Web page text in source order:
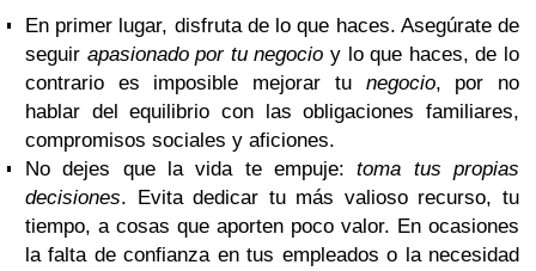
En primer lugar, disfruta de lo que haces. Asegúrate de
seguir apasionado por tu negocio y lo que haces, de lo
contrario es imposible mejorar tu negocio, por no
hablar del equilibrio con las obligaciones familiares,
compromisos sociales y aficiones.
No dejes que la vida te empuje:toma tus propias
decisiones. Evita dedicar tu más valioso recurso, tu
tiempo, a cosas que aporten poco valor. En ocasiones
la falta de confianza en tus empleados o la necesidad